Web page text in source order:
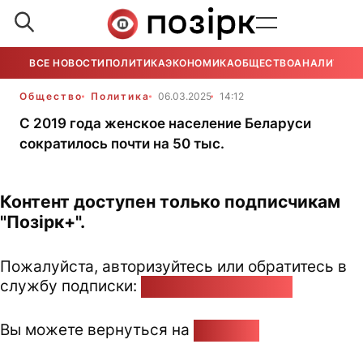
ВСЕ НОВОСТИ ПОЛИТИКАЭКОНОМИКАОБЩЕСТВОАНАЛИТИКА
Общество Политика 06.03.2025 14:12
С 2019 года женское население Беларуси
сократилось почти на 50 тыс.
Контент доступен только подписчикам
"Позірк+".
Пожалуйста, авторизуйтесь или обратитесь в
службу подписки:
Вы можете вернуться на